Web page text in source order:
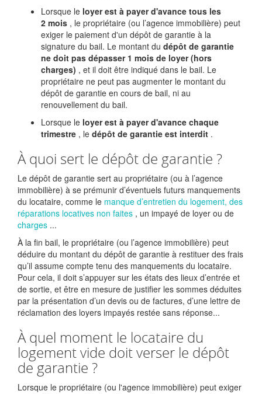
Lorsque le loyer est à payer d'avance tous les
2 mois , le propriétaire (ou l’agence immobilière) peut
exiger le paiement d'un dépôt de garantie à la
signature du bail. Le montant du dépôt de garantie
ne doit pas dépasser 1 mois de loyer (hors
charges) , et il doit être indiqué dans le bail. Le
propriétaire ne peut pas augmenter le montant du
dépôt de garantie en cours de bail, ni au
renouvellement du bail.
Lorsque le loyer est à payer d'avance chaque
trimestre , le dépôt de garantie est interdit .
À quoi sert le dépôt de garantie ?
Le dépôt de garantie sert au propriétaire (ou à l’agence
immobilière) à se prémunir d’éventuels futurs manquements
du locataire, comme le manque d’entretien du logement, des
réparations locatives non faites , un impayé de loyer ou de
charges ...
À la fin bail, le propriétaire (ou l’agence immobilière) peut
déduire du montant du dépôt de garantie à restituer des frais
qu’il assume compte tenu des manquements du locataire.
Pour cela, il doit s’appuyer sur les états des lieux d’entrée et
de sortie, et être en mesure de justifier les sommes déduites
par la présentation d’un devis ou de factures, d’une lettre de
réclamation des loyers impayés restée sans réponse...
À quel moment le locataire du
logement vide doit verser le dépôt
de garantie ?
Lorsque le propriétaire (ou l'agence immobilière) peut exiger